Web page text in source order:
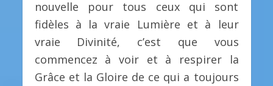
nouvelle pour tous ceux qui sont
fidèles à la vraie Lumière et à leur
vraie Divinité, c’est que vous
commencez à voir et à respirer la
Grâce et la Gloire de ce qui a toujours